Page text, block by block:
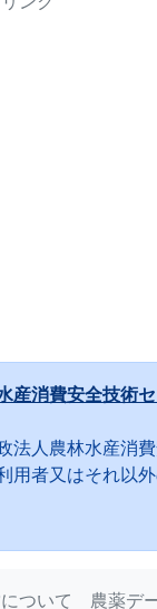
産消費安全技術
人農林水産消
者又はそれ以
ついて 農薬デ